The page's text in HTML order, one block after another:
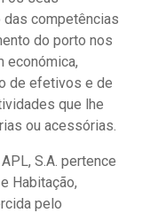
competências
do porto nos
económica,
de efetivos e de
que lhe
ou acessórias.
S.A. pertence
Habitação,
pelo